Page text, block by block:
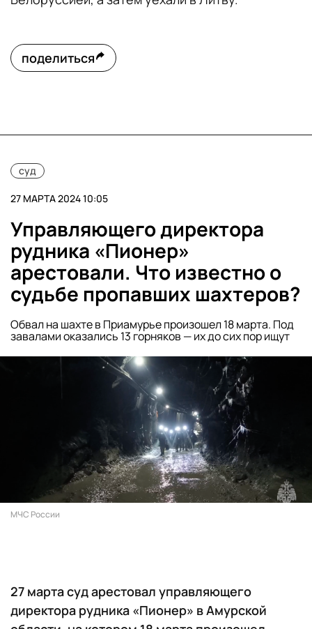
поделиться
суд
27 МАРТА 2024 10:05
Управляющего директора
рудника «Пионер»
арестовали. Что известно о
судьбе пропавших шахтеров?
Обвал на шахте в Приамурье произошел 18 марта. Под
завалами оказались 13 горняков — их до сих пор ищут
МЧС России
27 марта суд арестовал управляющего
директора рудника «Пионер» в Амурской